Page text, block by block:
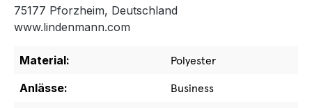
75177 Pforzheim, Deutschland
www.lindenmann.com
Material:
Polyester
Anlässe:
Business